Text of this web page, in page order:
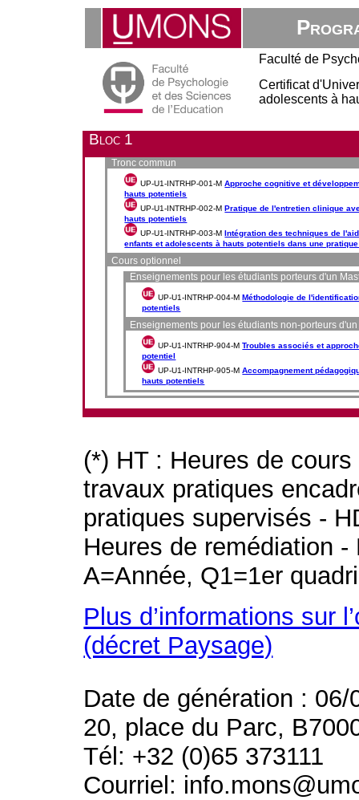
Faculté de
Certificat
adolescents à
Bloc 1
Tronc commun
UP-U1-INTRHP-001-MApproche cognitive et
hauts potentiels
UP-U1-INTRHP-002-MPratique de l'entretien clinique
hauts potentiels
UP-U1-INTRHP-003-MIntégration des techniques de
enfants et adolescents à hauts potentiels dans une
Cours optionnel
Enseignements pour les étudiants porteurs d'un
UP-U1-INTRHP-004-MMéthodologie de
potentiels
Enseignements pour les étudiants non-porteurs
UP-U1-INTRHP-904-MTroubles associés et
potentiel
UP-U1-INTRHP-905-MAccompagnement
hauts potentiels
(*) HT : Heures de
travaux pratiques
pratiques supervisés -
Heures de remédiation
A=Année, Q1=1er
Plus d’informations sur
(décret Paysage)
Date de génération : 06/
20, place du Parc,
Tél: +32 (0)65 373111
Courriel: